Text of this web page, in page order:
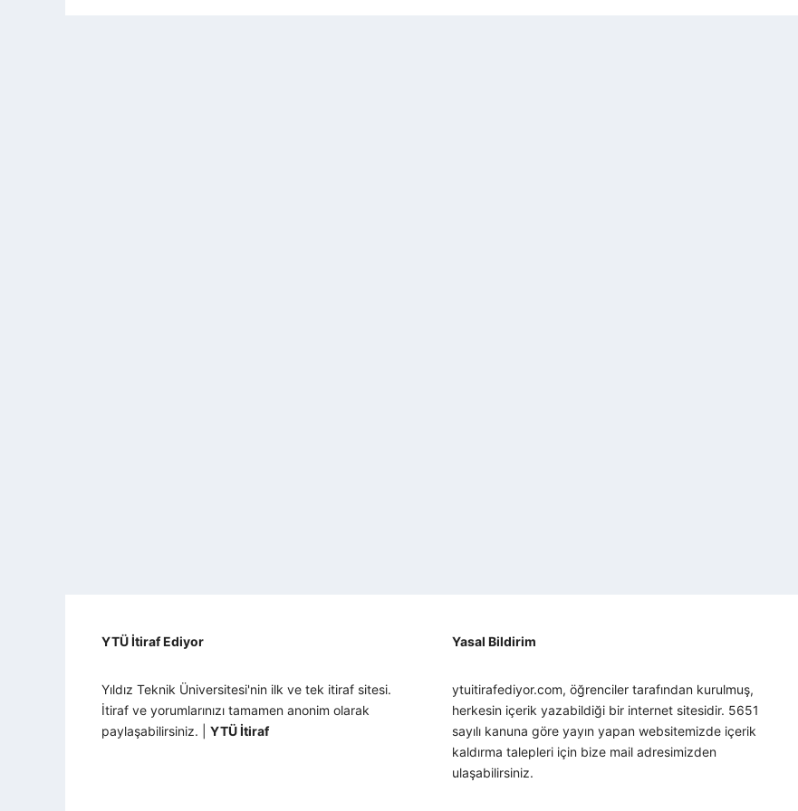
YTÜ İtiraf Ediyor
Yıldız Teknik Üniversitesi'nin ilk ve tek itiraf sitesi.
İtiraf ve yorumlarınızı tamamen anonim olarak
paylaşabilirsiniz. | YTÜ İtiraf
Yasal Bildirim
ytuitirafediyor.com, öğrenciler tarafından kurulmuş,
herkesin içerik yazabildiği bir internet sitesidir. 5651
sayılı kanuna göre yayın yapan websitemizde içerik
kaldırma talepleri için bize mail adresimizden
ulaşabilirsiniz.